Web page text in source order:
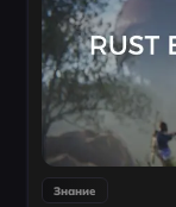
Знание